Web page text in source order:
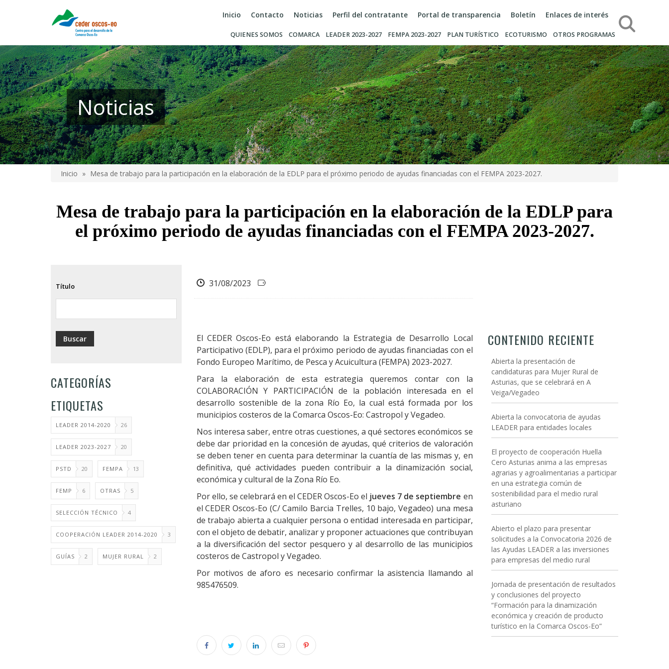
Inicio Contacto Noticias Perfil del contratante Portal de transparencia Boletín Enlaces de interés
QUIENES SOMOS COMARCA LEADER 2023-2027 FEMPA 2023-2027 PLAN TURÍSTICO ECOTURISMO OTROS PROGRAMAS
Búsqueda
Noticias
enlaces
de
ayuda
navegación
Inicio Mesa de trabajo para la participación en la elaboración de la EDLP para el próximo periodo de ayudas financiadas con el FEMPA 2023-2027.
Mesa de trabajo para la participación en la elaboración de la EDLP para
el próximo periodo de ayudas financiadas con el FEMPA 2023-2027.
Título
CATEGORÍAS
ETIQUETAS
LEADER 2014-2020 26
LEADER 2023-2027 20
PSTD 20 FEMPA 13
FEMP 6 OTRAS 5
SELECCIÓN TÉCNICO 4
COOPERACIÓN LEADER 2014-2020 3
GUÍAS 2 MUJER RURAL 2
31/08/2023
El CEDER Oscos-Eo está elaborando la Estrategia de Desarrollo Local
Participativo (EDLP), para el próximo periodo de ayudas financiadas con el
Fondo Europeo Marítimo, de Pesca y Acuicultura (FEMPA) 2023-2027.
Para la elaboración de esta estrategia queremos contar con la
COLABORACIÓN Y PARTICIPACIÓN de la población interesada en el
desarrollo sostenible de la zona Río Eo, la cual está formada por los
municipios costeros de la Comarca Oscos-Eo: Castropol y Vegadeo.
Nos interesa saber, entre otras cuestiones, a qué sectores económicos se
debe dar prioridad en la concesión de ayudas, qué criterios de valoración
se deben tener en cuenta para determinar la cuantía de las mismas y, en
definitiva, qué actividades pueden contribuir a la dinamización social,
económica y cultural de la Zona Río Eo.
Por ello, se celebrará en el CEDER Oscos-Eo el jueves 7 de septiembre en
el CEDER Oscos-Eo (C/ Camilo Barcia Trelles, 10 bajo, Vegadeo) una mesa
de trabajo abierta a cualquier persona o entidad interesada en participar,
con el objeto de debatir, analizar y proponer actuaciones que contribuyan
a la diversificación del sector pesquero y al desarrollo de las municipios
costeros de Castropol y Vegadeo.
Por motivos de aforo es necesario confirmar la asistencia llamando al
985476509.
CONTENIDO RECIENTE
Abierta la presentación de
candidaturas para Mujer Rural de
Asturias, que se celebrará en A
Veiga/Vegadeo
Abierta la convocatoria de ayudas
LEADER para entidades locales
El proyecto de cooperación Huella
Cero Asturias anima a las empresas
agrarias y agroalimentarias a participar
en una estrategia común de
sostenibilidad para el medio rural
asturiano
Abierto el plazo para presentar
solicitudes a la Convocatoria 2026 de
las Ayudas LEADER a las inversiones
para empresas del medio rural
Jornada de presentación de resultados
y conclusiones del proyecto
“Formación para la dinamización
económica y creación de producto
turístico en la Comarca Oscos-Eo”